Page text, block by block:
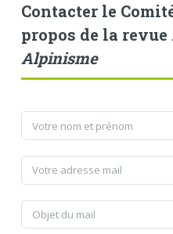
Contacter le
propos de la revue
Alpinisme